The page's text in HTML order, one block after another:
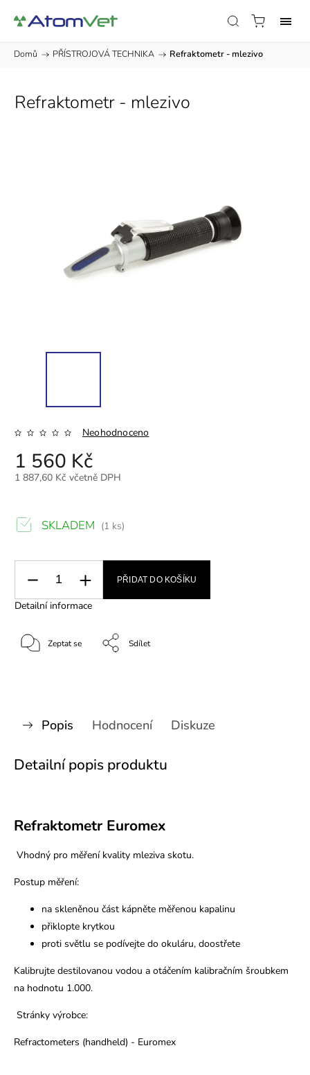
Domů / PŘÍSTROJOVÁ TECHNIKA / Refraktometr - mlezivo
Refraktometr - mlezivo
Neohodnoceno
1 560 Kč
1 887,60 Kč včetně DPH
SKLADEM (1 ks)
PŘIDAT DO KOŠÍKU
Detailní informace
Zeptat se Sdílet
Popis Hodnocení Diskuze
Detailní popis produktu
Refraktometr Euromex
Vhodný pro měření kvality mleziva skotu.
Postup měření:
na skleněnou část kápněte měřenou kapalinu
přiklopte krytkou
proti světlu se podívejte do okuláru, doostřete
Kalibrujte destilovanou vodou a otáčením kalibračním šroubkem
na hodnotu 1.000.
Stránky výrobce:
Refractometers (handheld) - Euromex